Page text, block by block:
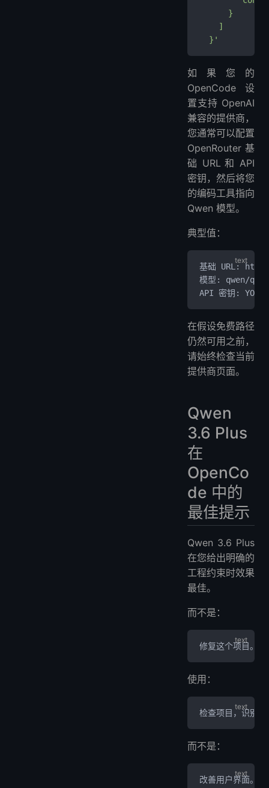
      }
    ]
  }'
如果您的
OpenCode 设
置支持 OpenAI
兼容的提供商，
您通常可以配置
OpenRouter 基
础 URL 和 API
密钥，然后将您
的编码工具指向
Qwen 模型。
典型值：
基础 URL:
模型: qwen/
API 密钥:
在假设免费路径
仍然可用之前，
请始终检查当前
提供商页面。
Qwen
3.6 Plus
在
OpenCo
de 中的
最佳提示
Qwen 3.6 Plus
在您给出明确的
工程约束时效果
最佳。
而不是：
修复这个项目。
使用：
检查项目，识别
而不是：
改善用户界面。